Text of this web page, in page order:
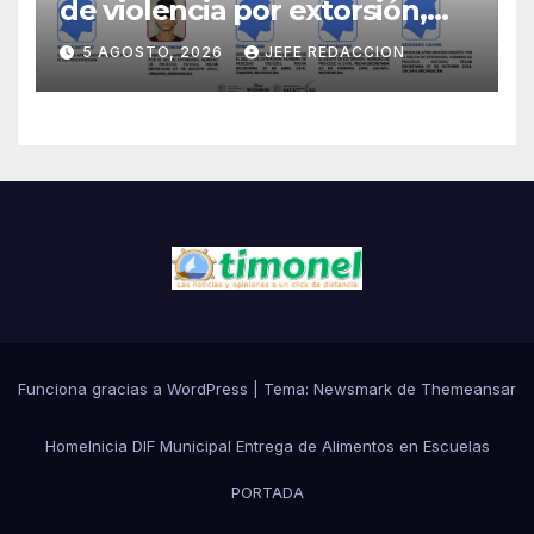
de violencia por extorsión,
pilar de la estrategia estatal:
SSP
5 AGOSTO, 2026 JEFE REDACCION
Funciona gracias a WordPress Tema: Newsmark de Themeansar
HomeInicia DIF Municipal Entrega de Alimentos en Escuelas
PORTADA